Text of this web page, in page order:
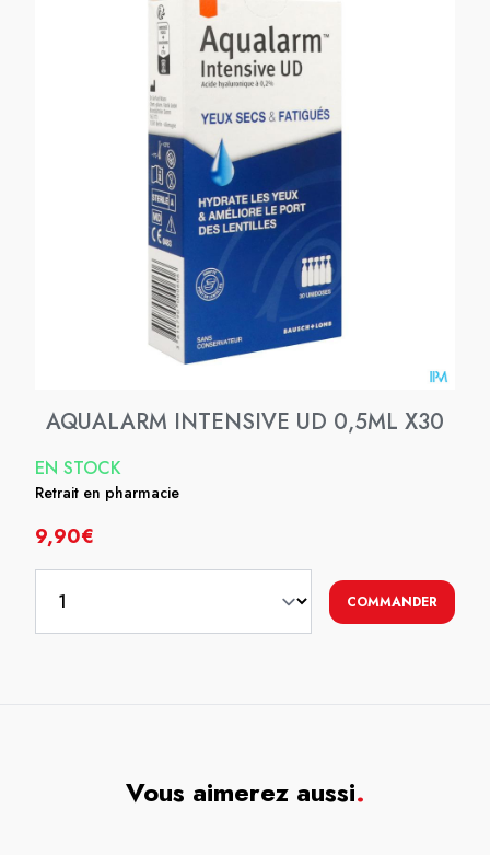
AQUALARM INTENSIVE UD 0,5ML X30
EN STOCK
Retrait en pharmacie
9,90€
COMMANDER
Vous aimerez aussi.